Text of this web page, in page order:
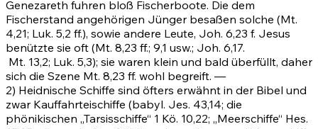
Genezareth fuhren bloß Fischerboote. Die dem
Fischerstand angehörigen Jünger besaßen solche (Mt.
4,21; Luk. 5,2 ff.), sowie andere Leute, Joh. 6,23 f. Jesus
benützte sie oft (Mt. 8,23 ff.; 9,1 usw.; Joh. 6,17.
Mt. 13,2; Luk. 5,3); sie waren klein und bald überfüllt, daher
sich die Szene Mt. 8,23 ff. wohl begreift. —
2) Heidnische Schiffe sind öfters erwähnt in der Bibel und
zwar Kauffahrteischiffe (babyl. Jes. 43,14; die
phönikischen „Tarsisschiffe“ 1 Kö. 10,22; „Meerschiffe“ Hes.